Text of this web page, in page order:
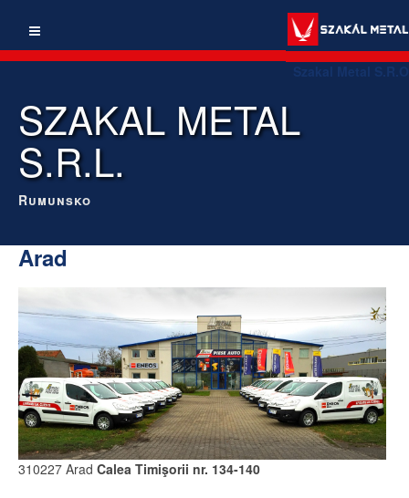
Szakal Metal S.R.O
SZAKAL METAL
S.R.L.
Rumunsko
Arad
310227 Arad Calea Timişorii nr. 134-140